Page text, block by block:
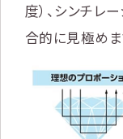
度）、シンチレ
合的に見極めま